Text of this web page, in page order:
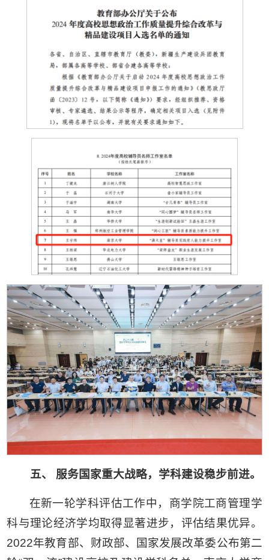
五、 服务国家重大战略，学科建设稳步前进。
在新一轮学科评估工作中，商学院工商管理学
科与理论经济学均取得显著进步，评估结果优异。
2022年教育部、财政部、国家发展改革委公布第二